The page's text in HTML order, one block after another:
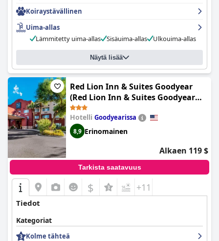
Koiraystävällinen
Uima-allas
Lämmitetty uima-allas
Sisäuima-allas Ulkouima-allas
Näytä lisää
Red Lion Inn & Suites Goodyear
(Red Lion Inn & Suites Goodyear
Newly Renovated)
Hotelli Goodyearissa
8,9 Erinomainen
Alkaen 119 $
Tarkista saatavuus
$ +11
Tiedot
Kategoriat
Kolme tähteä